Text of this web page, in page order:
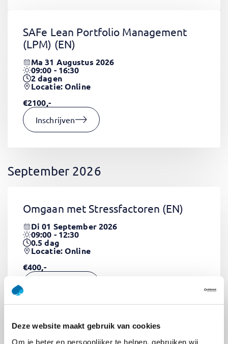
Deze website maakt gebruik van cookies
Om je beter en persoonlijker te helpen, gebruiken wij
SAFe Lean Portfolio Management
(LPM) (EN)
Ma 31 Augustus 2026
09:00 - 16:30
2dagen
Locatie: Online
€2100,-
Inschrijven
September 2026
Omgaan met Stressfactoren (EN)
Di 01 September 2026
09:00 - 12:30
0.5dag
Locatie: Online
€400,-
Pega Certified System Architect